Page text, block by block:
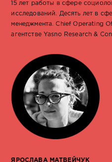
15 лет работы в сфере
исследований. Десять лет в
менеджмента. Chief Operating
агентстве Yasno Research &
ЯРОСЛАВА МАТВЕЙЧУК